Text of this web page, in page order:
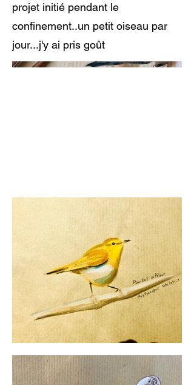
projet initié pendant le
confinement..un petit oiseau par
jour...j'y ai pris goût